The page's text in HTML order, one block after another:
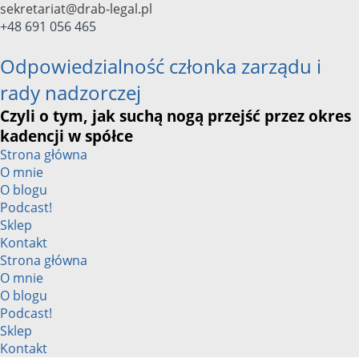
Przejdź
do
sekretariat@drab-legal.pl
+48 691 056 465
Odpowiedzialność członka zarządu i
rady nadzorczej
Czyli o tym, jak suchą nogą przejść przez okres
kadencji w spółce
Strona główna
O mnie
O blogu
Podcast!
Sklep
Kontakt
Strona główna
O mnie
O blogu
Podcast!
Sklep
Kontakt